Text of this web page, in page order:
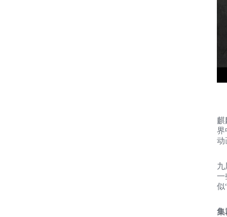
麒
界
动
九
一
似
集